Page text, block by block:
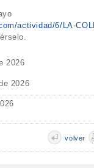
actividad/6/LA-
2026
2026
volver